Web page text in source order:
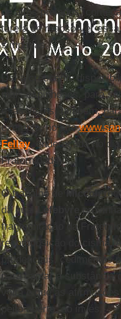
de altos prelados,
tarefa de reabsorver
simpatias.
Daí a crescente
mais espinhosos, para
e, às vezes, também,
exemplo, no site
Fellay, endereçada no
Fraternidade).
O trabalho deMiccoli
da qual
Lefebvre
fragmentação da
recomposição do cisma.
prudenciais,
para captar a substância
volta e que as
peito aberto, ao invés.